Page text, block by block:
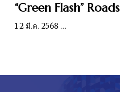
“Green Flash”
1-2 มี.ค. 2568 …